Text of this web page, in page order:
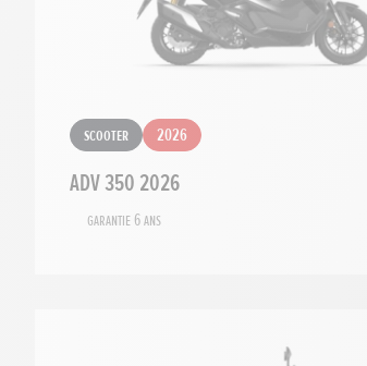
Scooter 2026
ADV 350 2026
Garantie 6 ans